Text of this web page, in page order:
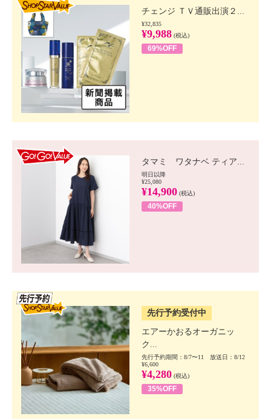
チェンジ ＴＶ通販出演２...
¥32,835
¥9,988 (税込)
69%OFF
タマミ ワタナベ ティア...
明日以降
¥25,080
¥14,900 (税込)
40%OFF
先行予約受付中
エアーかおるオーガニッ
ク...
先行予約期間：8/7〜11 放送日：8/12
¥6,600
¥4,280 (税込)
35%OFF